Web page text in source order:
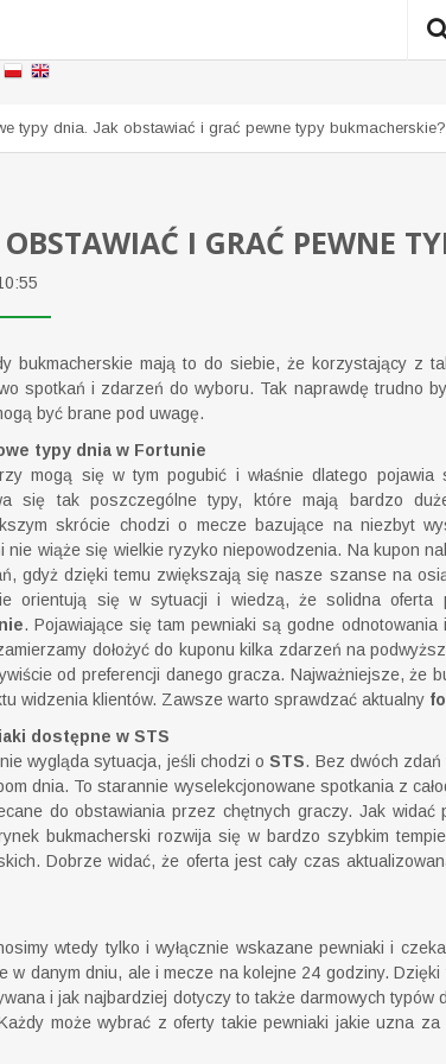
typy dnia. Jak obstawiać i grać pewne typy bukmacherskie?
bukmacherskie mają to do siebie, że korzystający z
spotkań i zdarzeń do wyboru. Tak naprawdę trudno
być brane pod uwagę.
typy dnia w Fortunie
mogą się w tym pogubić i właśnie dlatego
się tak poszczególne typy, które mają bardzo
skrócie chodzi o mecze bazujące na niezbyt
nie wiąże się wielkie ryzyko niepowodzenia. Na kupon
gdyż dzięki temu zwiększają się nasze szanse na
orientują się w sytuacji i wiedzą, że solidna oferta
. Pojawiające się tam pewniaki są godne
dołożyć do kuponu kilka zdarzeń na
od preferencji danego gracza. Najważniejsze, że
widzenia klientów. Zawsze warto sprawdzać aktualny
dostępne w STS
wygląda sytuacja, jeśli chodzi oSTS. Bez dwóch
dnia. To starannie wyselekcjonowane spotkania z
do obstawiania przez chętnych graczy. Jak widać
bukmacherski rozwija się w bardzo szybkim
Dobrze widać, że oferta jest cały czas
wtedy tylko i wyłącznie wskazane pewniaki i
danym dniu, ale i mecze na kolejne 24 godziny. Dzięki
i jak najbardziej dotyczy to także darmowych typów
może wybrać z oferty takie pewniaki jakie uzna za